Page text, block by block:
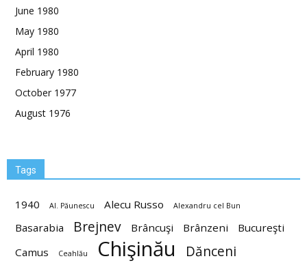
June 1980
May 1980
April 1980
February 1980
October 1977
August 1976
Tags
1940 Al. Păunescu Alecu Russo Alexandru cel Bun
Basarabia Brejnev Brâncuşi Brânzeni
Bucureşti
Camus
Ceahlău Chişinău
Dănceni